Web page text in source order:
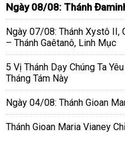
Ngày 08/08: Thánh
Ngày 07/08: Thánh Xystô II,
– Thánh Gaêtanô, Linh Mục
5 Vị Thánh Dạy Chúng Ta
Tháng Tám Này
Ngày 04/08: Thánh Gioan
Thánh Gioan Maria Vianey